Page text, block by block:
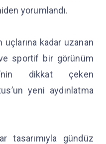
yorumlandı.
kadar uzanan
sportif bir görünüm
dikkat çeken
yeni aydınlatma
gündüz